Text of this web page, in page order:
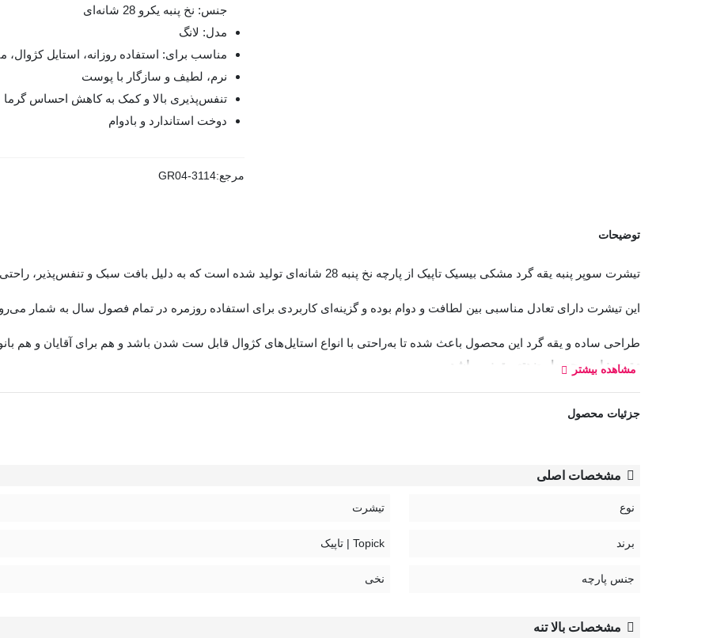
جنس: نخ پنبه یکرو 28 شانه‌ای
مدل: لانگ
مناسب برای: استفاده روزانه، استایل
نرم، لطیف و سازگار با پوست
تنفس‌پذیری بالا و کمک به کاهش احساس گرما
دوخت استاندارد و بادوام
مرجع:GR04-3114
توضیحات
تیشرت سوپر پنبه یقه گرد مشکی بیسیک تاپیک از پارچه نخ پنبه 28 شانه‌ای تولید شده است که به دلیل بافت سبک و تنفس‌پذیر، راحتی بسیار بالایی در طول روز ایجاد می‌کند.
این تیشرت دارای تعادل مناسبی بین لطافت و دوام بوده و گزینه‌ای کاربردی برای استفاده روزمره در تمام فصول سال به شمار
طراحی ساده و یقه گرد این محصول باعث شده تا به‌راحتی با انواع استایل‌های کژوال قابل ست شدن باشد و هم برای آقایان و هم
• توجه: این محصول ضدتعریق نمی‌باشد.
مشاهده بیشتر
جزئیات محصول
مشخصات اصلی
نوع تیشرت
برند Topick | تاپیک
جنس پارچه نخی
مشخصات بالا تنه